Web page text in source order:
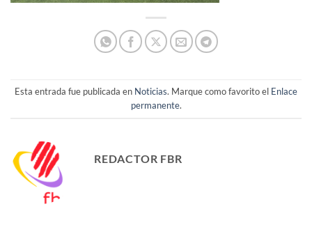
Esta entrada fue publicada en Noticias. Marque como favorito el Enlace
permanente.
REDACTOR FBR